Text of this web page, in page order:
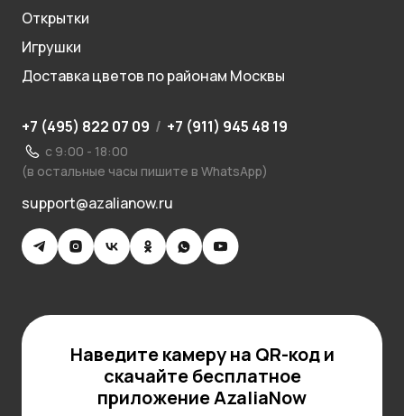
Открытки
Игрушки
Доставка цветов по районам Москвы
+7 (495) 822 07 09 / +7 (911) 945 48 19
с 9:00 - 18:00
(в остальные часы пишите в WhatsApp)
support@azalianow.ru
Наведите камеру на QR-код и
скачайте бесплатное
приложение AzaliaNow